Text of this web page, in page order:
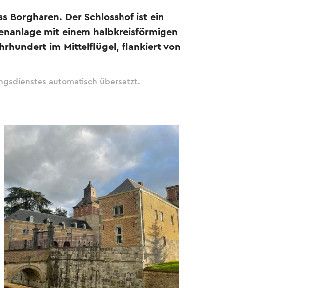
Borgharen. Der Schlosshof ist ein
mit einem halbkreisförmigen
im Mittelflügel, flankiert von
automatisch übersetzt.